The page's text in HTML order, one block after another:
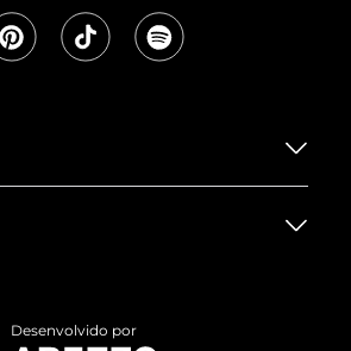
Desenvolvido por